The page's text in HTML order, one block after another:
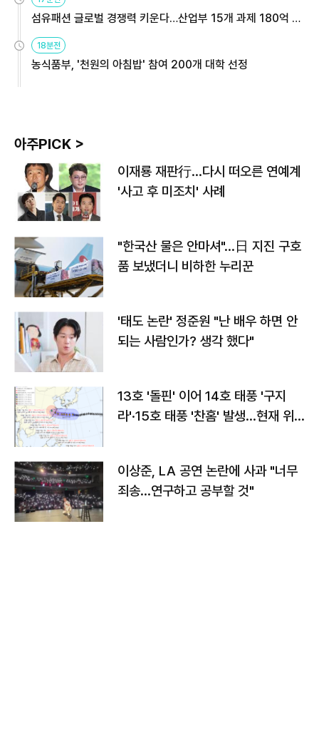
섬유패션 글로벌 경쟁력 키운다…산업부 15개 과제 180억 지
원
18분전
농식품부, '천원의 아침밥' 참여 200개 대학 선정
아주PICK >
이재룡 재판行…다시 떠오른 연예계
'사고 후 미조치' 사례
"한국산 물은 안마셔"…日 지진 구호
품 보냈더니 비하한 누리꾼
'태도 논란' 정준원 "난 배우 하면 안
되는 사람인가? 생각 했다"
13호 '돌핀' 이어 14호 태풍 '구지
라'·15호 태풍 '찬홈' 발생…현재 위
이상준, LA 공연 논란에 사과 "너무
죄송…연구하고 공부할 것"